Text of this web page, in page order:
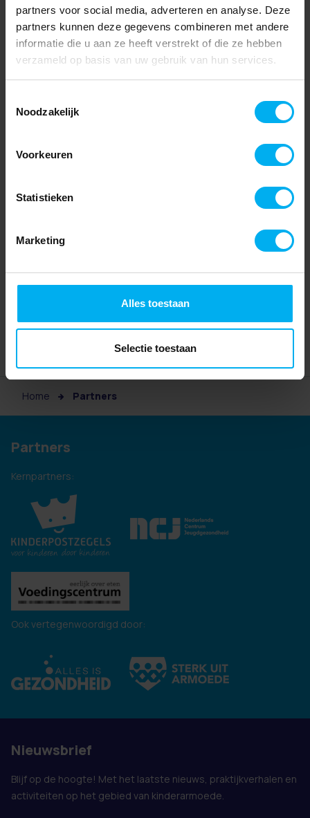
partners voor social media, adverteren en analyse. Deze
partners kunnen deze gegevens combineren met andere
informatie die u aan ze heeft verstrekt of die ze hebben
verzameld op basis van uw gebruik van hun services.
Noodzakelijk
Voorkeuren
Statistieken
Marketing
Alles toestaan
Selectie toestaan
Home Partners
Partners
Kernpartners:
Ook vertegenwoordigd door:
Nieuwsbrief
Blijf op de hoogte! Met het laatste nieuws, praktijkverhalen en
activiteiten op het gebied van kinderarmoede.